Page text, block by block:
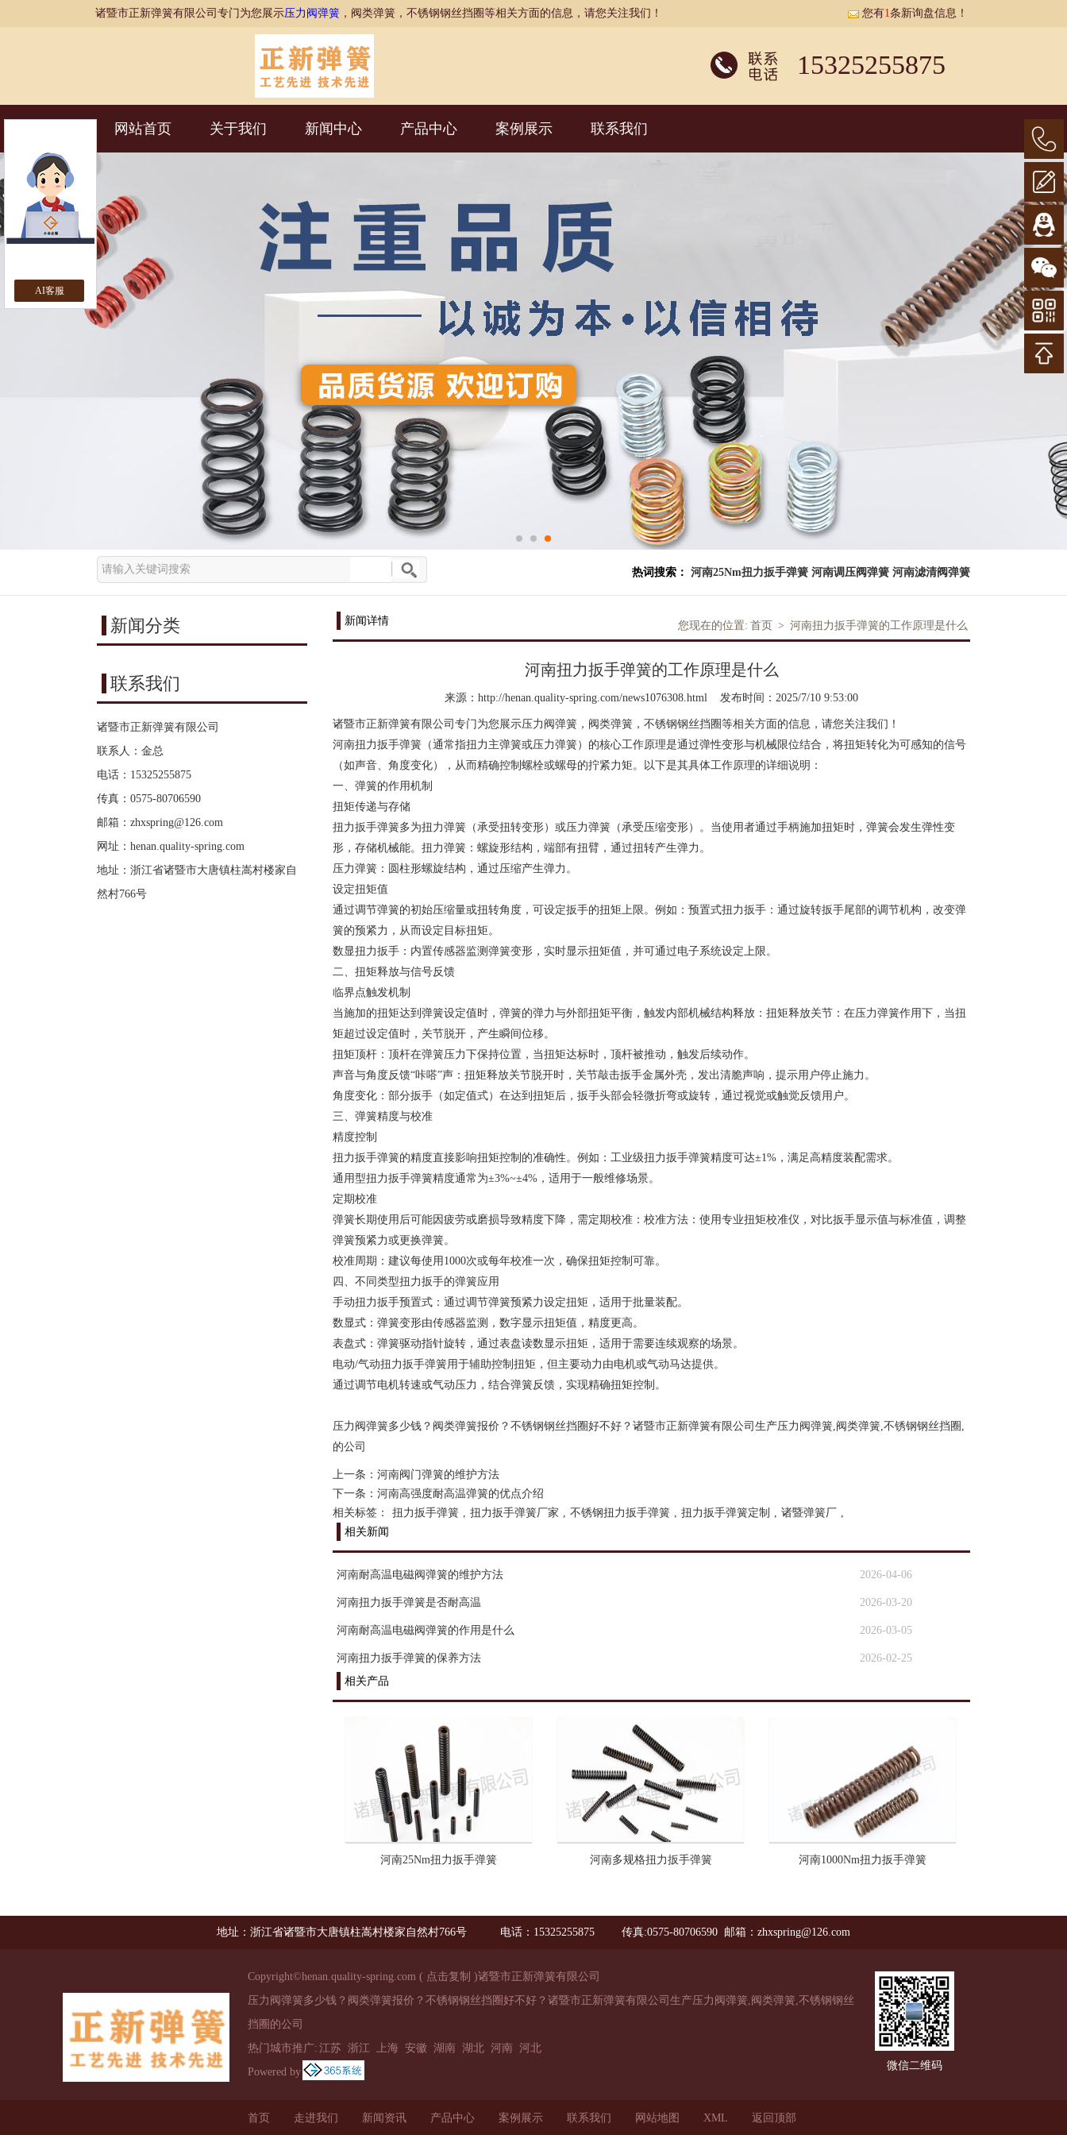
诸暨市正新弹簧有限公司专门为您展示压力阀弹簧 ，阀类弹簧，不锈钢钢丝挡圈等相关方面的信息，请您关注我们！ 您有1条新询盘信息！
15325255875
网站首页 关于我们 新闻中心 产品中心 案例展示 联系我们
热词搜索： 河南25Nm扭力扳手弹簧 河南调压阀弹簧 河南滤清阀弹簧
新闻分类
联系我们
诸暨市正新弹簧有限公司
联系人：金总
电话：15325255875
传真：0575-80706590
邮箱： zhxspring@126.com
网址： henan.quality-spring.com
地址：浙江省诸暨市大唐镇柱嵩村楼家自
然村766号
新闻详情 您现在的位置: 首页 > 河南扭力扳手弹簧的工作原理是什么
河南扭力扳手弹簧的工作原理是什么
来源：http://henan.quality-spring.com/news1076308.html 发布时间：2025/7/10 9:53:00
诸暨市正新弹簧有限公司专门为您展示压力阀弹簧 ，阀类弹簧，不锈钢钢丝挡圈等相关方面的信息，请您关注我们！
河南扭力扳手弹簧 （通常指扭力主弹簧或压力弹簧）的核心工作原理是通过弹性变形与机械限位结合，将扭矩转化为可感知的信号
（如声音、角度变化），从而精确控制螺栓或螺母的拧紧力矩。以下是其具体工作原理的详细说明：
一、弹簧的作用机制
扭矩传递与存储
扭力扳手弹簧多为扭力弹簧（承受扭转变形）或压力弹簧（承受压缩变形）。当使用者通过手柄施加扭矩时，弹簧会发生弹性变
形，存储机械能。扭力弹簧：螺旋形结构，端部有扭臂，通过扭转产生弹力。
压力弹簧：圆柱形螺旋结构，通过压缩产生弹力。
设定扭矩值
通过调节弹簧的初始压缩量或扭转角度，可设定扳手的扭矩上限。例如：预置式扭力扳手：通过旋转扳手尾部的调节机构，改变弹
簧的预紧力，从而设定目标扭矩。
数显扭力扳手：内置传感器监测弹簧变形，实时显示扭矩值，并可通过电子系统设定上限。
二、扭矩释放与信号反馈
临界点触发机制
当施加的扭矩达到弹簧设定值时，弹簧的弹力与外部扭矩平衡，触发内部机械结构释放：扭矩释放关节：在压力弹簧作用下，当扭
矩超过设定值时，关节脱开，产生瞬间位移。
扭矩顶杆：顶杆在弹簧压力下保持位置，当扭矩达标时，顶杆被推动，触发后续动作。
声音与角度反馈“咔嗒”声：扭矩释放关节脱开时，关节敲击扳手金属外壳，发出清脆声响，提示用户停止施力。
角度变化：部分扳手（如定值式）在达到扭矩后，扳手头部会轻微折弯或旋转，通过视觉或触觉反馈用户。
三、弹簧精度与校准
精度控制
扭力扳手弹簧的精度直接影响扭矩控制的准确性。例如：工业级扭力扳手弹簧精度可达±1%，满足高精度装配需求。
通用型扭力扳手弹簧精度通常为±3%~±4%，适用于一般维修场景。
定期校准
弹簧长期使用后可能因疲劳或磨损导致精度下降，需定期校准：校准方法：使用专业扭矩校准仪，对比扳手显示值与标准值，调整
弹簧预紧力或更换弹簧。
校准周期：建议每使用1000次或每年校准一次，确保扭矩控制可靠。
四、不同类型扭力扳手的弹簧应用
手动扭力扳手预置式：通过调节弹簧预紧力设定扭矩，适用于批量装配。
数显式：弹簧变形由传感器监测，数字显示扭矩值，精度更高。
表盘式：弹簧驱动指针旋转，通过表盘读数显示扭矩，适用于需要连续观察的场景。
电动/气动扭力扳手弹簧用于辅助控制扭矩，但主要动力由电机或气动马达提供。
通过调节电机转速或气动压力，结合弹簧反馈，实现精确扭矩控制。
压力阀弹簧多少钱？阀类弹簧报价？不锈钢钢丝挡圈好不好？诸暨市正新弹簧有限公司生产压力阀弹簧,阀类弹簧,不锈钢钢丝挡圈,
的公司
上一条： 河南阀门弹簧的维护方法
下一条： 河南高强度耐高温弹簧的优点介绍
相关标签：
扭力扳手弹簧 , 扭力扳手弹簧厂家 , 不锈钢扭力扳手弹簧 , 扭力扳手弹簧定制 , 诸暨弹簧厂 ,
相关新闻
河南耐高温电磁阀弹簧的维护方法 2026-04-06
河南扭力扳手弹簧是否耐高温 2026-03-20
河南耐高温电磁阀弹簧的作用是什么 2026-03-05
河南扭力扳手弹簧的保养方法
2026-02-25
相关产品
河南25Nm扭力扳手弹簧 河南多规格扭力扳手弹簧 河南1000Nm扭力扳手弹簧
地址：浙江省诸暨市大唐镇柱嵩村楼家自然村766号 电话：15325255875 传真:0575-80706590 邮箱：zhxspring@126.com
Copyright©henan.quality-spring.com ( 点击复制 )诸暨市正新弹簧有限公司
压力阀弹簧多少钱？阀类弹簧报价？不锈钢钢丝挡圈好不好？诸暨市正新弹簧有限公司生产压力阀弹簧,阀类弹簧,不锈钢钢丝
挡圈的公司
热门城市推广: 江苏 浙江 上海 安徽 湖南 湖北 河南 河北
Powered by
微信二维码
首页 走进我们 新闻资讯 产品中心 案例展示 联系我们 网站地图 XML 返回顶部
AI客服